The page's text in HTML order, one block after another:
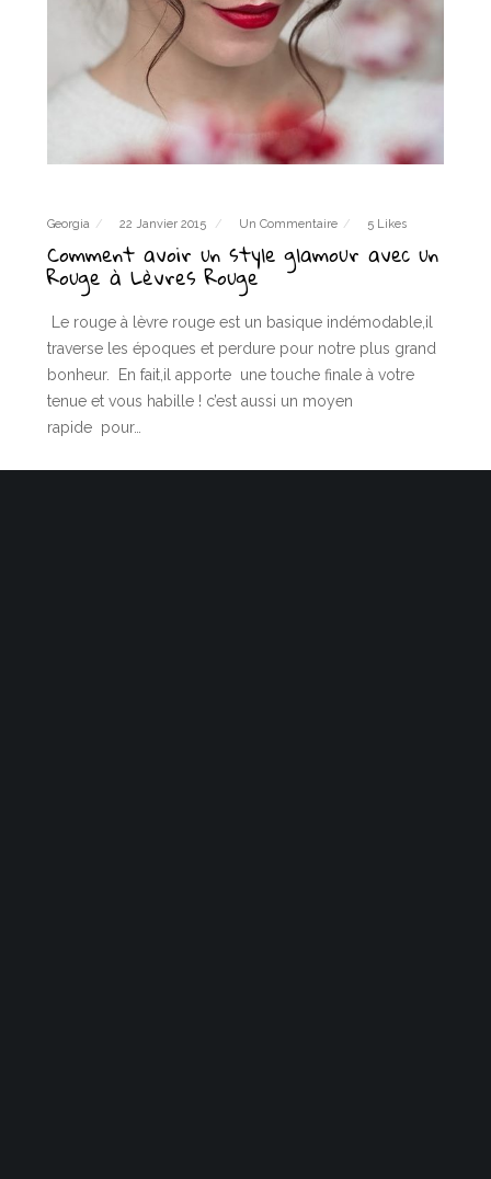
Georgia 22 Janvier 2015 Un Commentaire 5 Likes
Comment avoir un style glamour avec un
Rouge à Lèvres Rouge
Le rouge à lèvre rouge est un basique indémodable,il
traverse les époques et perdure pour notre plus grand
bonheur. En fait,il apporte une touche finale à votre
tenue et vous habille ! c’est aussi un moyen
rapide pour…